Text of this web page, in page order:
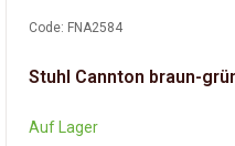
Code: FNA2584
Stuhl Cannton braun-
Auf Lager